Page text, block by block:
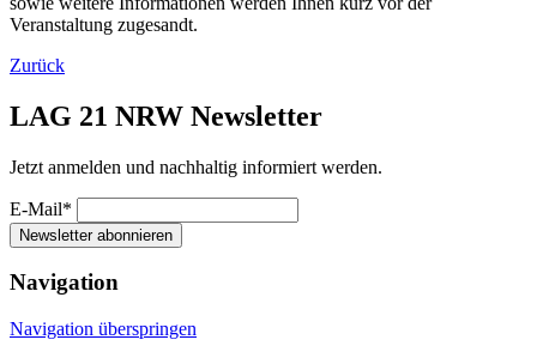
Veranstaltung zugesandt.
Zurück
LAG 21 NRW Newsletter
Jetzt anmelden und nachhaltig informiert werden.
E-Mail*
Newsletter abonnieren
Navigation
Navigation überspringen